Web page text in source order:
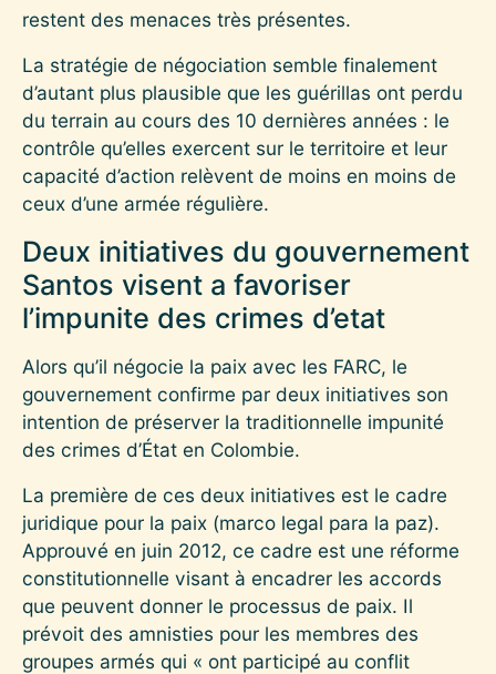
restent des menaces très présentes.
La stratégie de négociation semble finalement
d’autant plus plausible que les guérillas ont perdu
du terrain au cours des 10 dernières années : le
contrôle qu’elles exercent sur le territoire et leur
capacité d’action relèvent de moins en moins de
ceux d’une armée régulière.
Deux initiatives du gouvernement
Santos visent a favoriser
l’impunite des crimes d’etat
Alors qu’il négocie la paix avec les FARC, le
gouvernement confirme par deux initiatives son
intention de préserver la traditionnelle impunité
des crimes d’État en Colombie.
La première de ces deux initiatives est le cadre
juridique pour la paix (marco legal para la paz).
Approuvé en juin 2012, ce cadre est une réforme
constitutionnelle visant à encadrer les accords
que peuvent donner le processus de paix. Il
prévoit des amnisties pour les membres des
groupes armés qui « ont participé au conflit